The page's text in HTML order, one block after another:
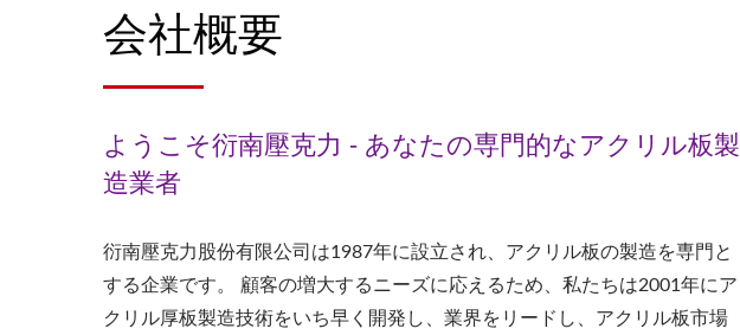
会社概要
ようこそ衍南壓克力 - あなたの専門的なアクリル板製
造業者
衍南壓克力股份有限公司は1987年に設立され、アクリル板の製造を専門と
する企業です。 顧客の増大するニーズに応えるため、私たちは2001年にア
クリル厚板製造技術をいち早く開発し、業界をリードし、アクリル板市場